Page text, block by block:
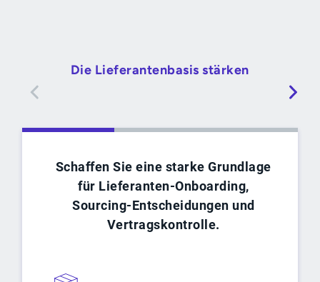
Die Lieferantenbasis stärken
Schaffen Sie eine starke Grundlage
für Lieferanten-Onboarding,
Sourcing-Entscheidungen und
Vertragskontrolle.